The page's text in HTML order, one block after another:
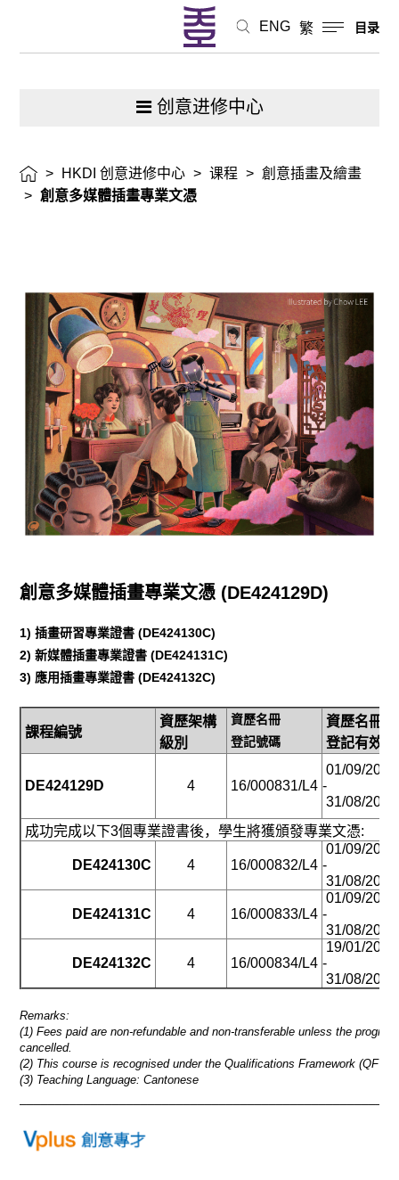
ENG 繁 目录
创意进修中心
> HKDI 创意进修中心 > 课程 > 創意插畫及繪畫
> 創意多媒體插畫專業文憑
創意多媒體插畫專業文憑 (DE424129D)
1) 插畫研習專業證書 (DE424130C)
2) 新媒體插畫專業證書 (DE424131C)
3) 應用插畫專業證書 (DE424132C)
課程編號
資歷架構
級別
資歷名冊
登記號碼
資歷名冊
登記有效期
DE424129D 4 16/000831/L4
01/09/2016
-
31/08/2026
成功完成以下3個專業證書後，學生將獲頒發專業文憑:
DE424130C 4 16/000832/L4
01/09/2016
-
31/08/2026
DE424131C 4 16/000833/L4
01/09/2016
-
31/08/2026
DE424132C 4 16/000834/L4
19/01/2016
-
31/08/2026
Remarks:
(1) Fees paid are non-refundable and non-transferable unless the
cancelled.
(2) This course is recognised under the Qualifications Framework (QF
(3) Teaching Language: Cantonese